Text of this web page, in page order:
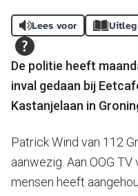
Lees voor
De politie heeft
inval gedaan bij
Kastanjelaan in
Patrick Wind van 112
aanwezig. Aan OOG
mensen heeft